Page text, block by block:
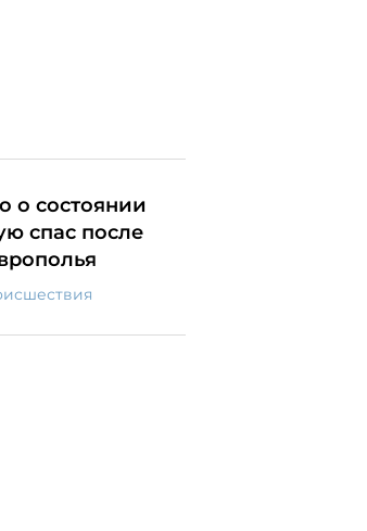
о состоянии
спас после